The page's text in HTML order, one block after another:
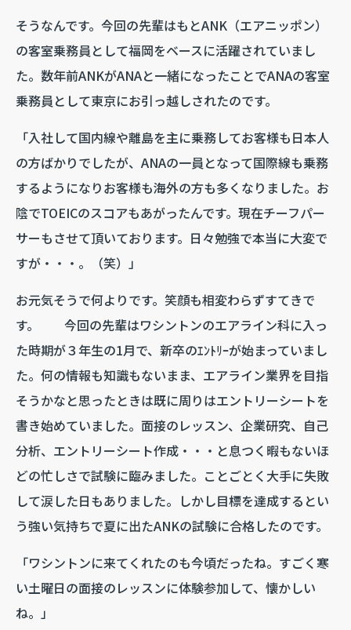
そうなんです。今回の先輩はもとANK（エアニッポン）
の客室乗務員として福岡をベースに活躍されていまし
た。数年前ANKがANAと一緒になったことでANAの客室
乗務員として東京にお引っ越しされたのです。
「入社して国内線や離島を主に乗務してお客様も日本人
の方ばかりでしたが、ANAの一員となって国際線も乗務
するようになりお客様も海外の方も多くなりました。お
陰でTOEICのスコアもあがったんです。現在チーフパー
サーもさせて頂いております。日々勉強で本当に大変で
すが・・・。（笑）」
お元気そうで何よりです。笑顔も相変わらずすてきで
す。 今回の先輩はワシントンのエアライン科に入っ
た時期が３年生の1月で、新卒のｴﾝﾄﾘｰが始まっていまし
た。何の情報も知識もないまま、エアライン業界を目指
そうかなと思ったときは既に周りはエントリーシートを
書き始めていました。面接のレッスン、企業研究、自己
分析、エントリーシート作成・・・と息つく暇もないほ
どの忙しさで試験に臨みました。ことごとく大手に失敗
して涙した日もありました。しかし目標を達成するとい
う強い気持ちで夏に出たANKの試験に合格したのです。
「ワシントンに来てくれたのも今頃だったね。すごく寒
い土曜日の面接のレッスンに体験参加して、懐かしい
ね。」